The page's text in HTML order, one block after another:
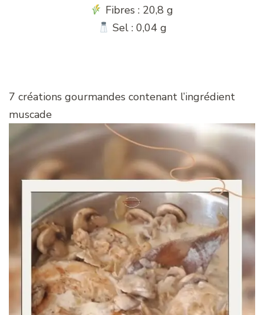
Fibres : 20,8 g
Sel : 0,04 g
7 créations gourmandes contenant l’ingrédient
muscade